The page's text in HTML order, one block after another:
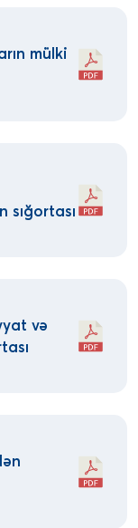
mülki
sığortası
və